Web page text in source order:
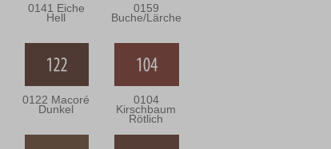
0141 Eiche
Hell
0159
Buche/Lärche
0122 Macoré
Dunkel
0104
Kirschbaum
Rötlich